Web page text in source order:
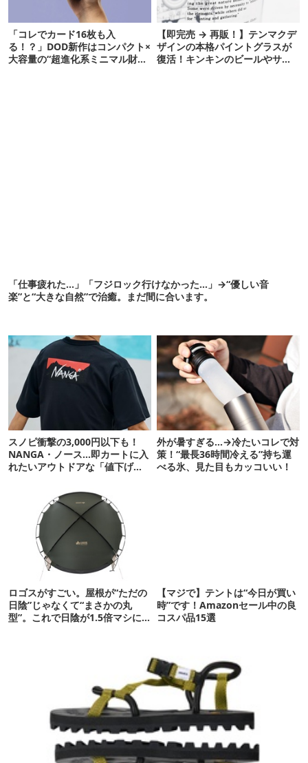
「コレでカード16枚も入
る！？」DOD新作はコンパクト×
大容量の“超進化系ミニマル財
【即完売 → 再販！】テンマクデ
ザインの本格パイントグラスが
復活！キンキンのビールやサワ
「仕事疲れた…」「フジロック行けなかった…」→“優しい音
楽”と“大きな自然”で治癒。まだ間に合います。
スノピ衝撃の3,000円以下も！
NANGA・ノース…即カートに入
れたいアウトドアな「値下げ夏
外が暑すぎる…→冷たいコレで対
策！“最長36時間冷える”持ち運
べる氷、見た目もカッコいい！
ロゴスがすごい。屋根が“ただの
日陰”じゃなくて“まさかの丸
型”。これで日陰が1.5倍マシに
【マジで】テントは“今日が買い
時”です！Amazonセール中の良
コスパ品15選